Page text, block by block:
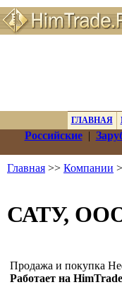
ГЛАВНАЯ
Российские|
Главная >> Компании
САТУ,
Продажа и покупка
Работает на